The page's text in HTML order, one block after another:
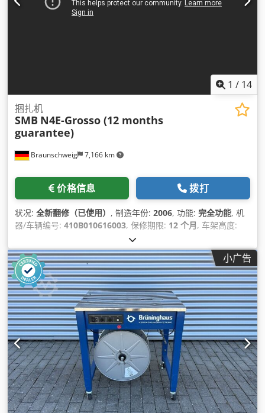
1 / 14
Braunschweig 7,166 km
捆扎机
SMB N4E-Grosso (12 months
guarantee)
价格信息 拨打
状况: 全新翻修（已使用） , 制造年份: 2006, 功能: 完全功能, 机
器/车辆编号: 410B010616003, 保修期限: 12 个月, 车架高度:
, 设备:
小广告